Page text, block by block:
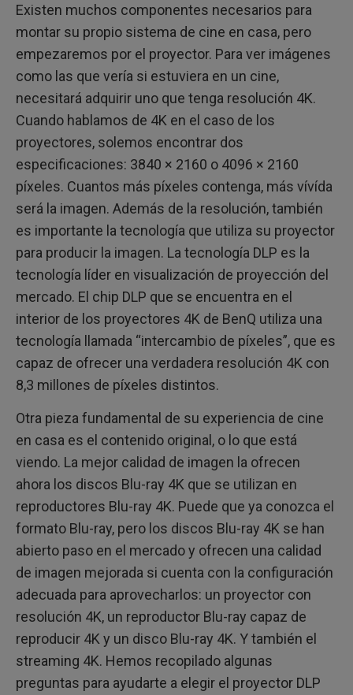
Existen muchos componentes necesarios para
montar su propio sistema de cine en casa, pero
empezaremos por el proyector. Para ver imágenes
como las que vería si estuviera en un cine,
necesitará adquirir uno que tenga resolución 4K.
Cuando hablamos de 4K en el caso de los
proyectores, solemos encontrar dos
especificaciones: 3840 × 2160 o 4096 × 2160
píxeles. Cuantos más píxeles contenga, más vívída
será la imagen. Además de la resolución, también
es importante la tecnología que utiliza su proyector
para producir la imagen. La tecnología DLP es la
tecnología líder en visualización de proyección del
mercado. El chip DLP que se encuentra en el
interior de los proyectores 4K de BenQ utiliza una
tecnología llamada “intercambio de píxeles”, que es
capaz de ofrecer una verdadera resolución 4K con
8,3 millones de píxeles distintos.
Otra pieza fundamental de su experiencia de cine
en casa es el contenido original, o lo que está
viendo. La mejor calidad de imagen la ofrecen
ahora los discos Blu-ray 4K que se utilizan en
reproductores Blu-ray 4K. Puede que ya conozca el
formato Blu-ray, pero los discos Blu-ray 4K se han
abierto paso en el mercado y ofrecen una calidad
de imagen mejorada si cuenta con la configuración
adecuada para aprovecharlos: un proyector con
resolución 4K, un reproductor Blu-ray capaz de
reproducir 4K y un disco Blu-ray 4K. Y también el
streaming 4K. Hemos recopilado algunas
preguntas para ayudarte a elegir el proyector DLP